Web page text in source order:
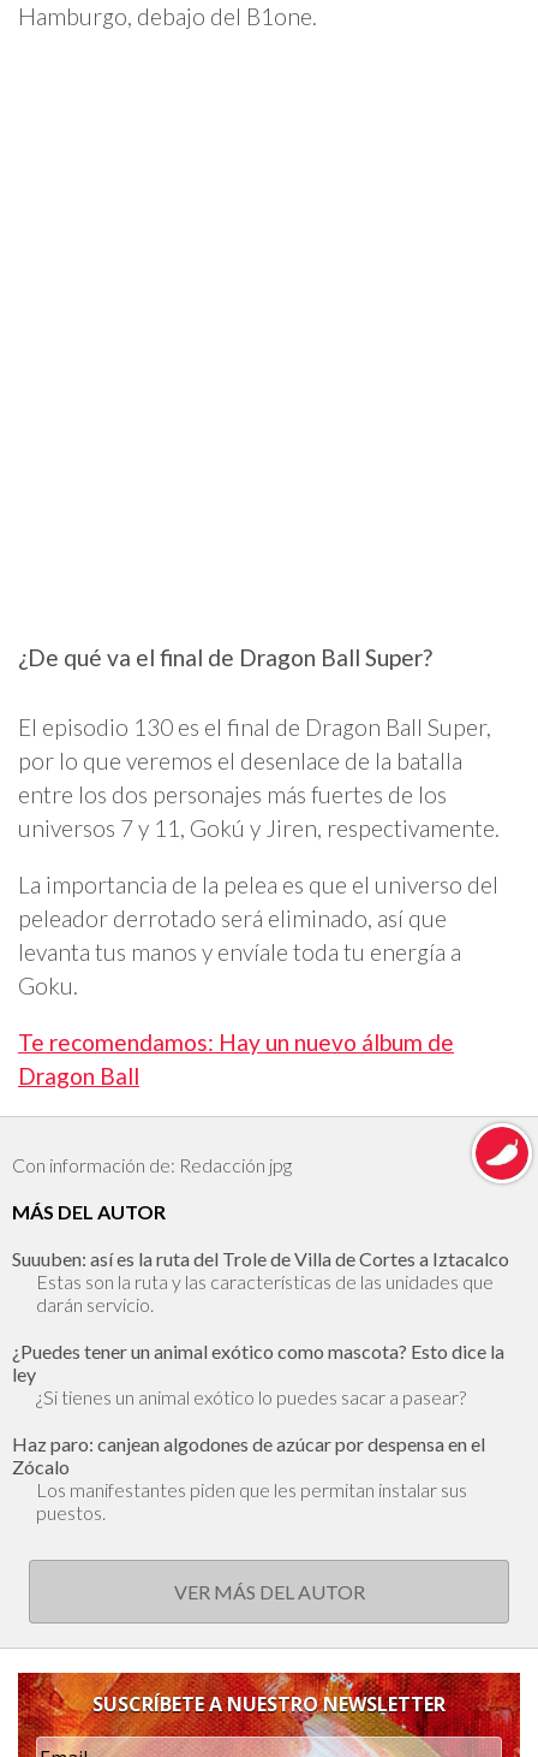
Hamburgo, debajo del B1one.
¿De qué va el final de Dragon Ball Super?
El episodio 130 es el final de Dragon Ball Super,
por lo que veremos el desenlace de la batalla
entre los dos personajes más fuertes de los
universos 7 y 11, Gokú y Jiren, respectivamente.
La importancia de la pelea es que el universo del
peleador derrotado será eliminado, así que
levanta tus manos y envíale toda tu energía a
Goku.
Te recomendamos: Hay un nuevo álbum de
Dragon Ball
Con información de: Redacción jpg
MÁS DEL AUTOR
Suuuben: así es la ruta del Trole de Villa de Cortes a Iztacalco
Estas son la ruta y las características de las unidades que
darán servicio.
¿Puedes tener un animal exótico como mascota? Esto dice la
ley
¿Si tienes un animal exótico lo puedes sacar a pasear?
Haz paro: canjean algodones de azúcar por despensa en el
Zócalo
Los manifestantes piden que les permitan instalar sus
puestos.
VER MÁS DEL AUTOR
SUSCRÍBETE A NUESTRO NEWSLETTER